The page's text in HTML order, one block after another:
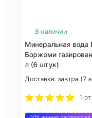
В наличии
Минеральная вода
Боржоми
л (6 штук)
Доставка: завтра (7
1